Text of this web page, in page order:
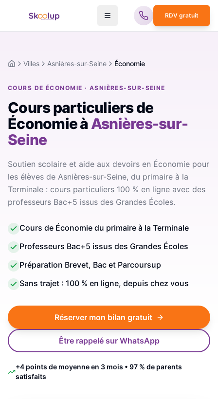
RDV gratuit
AccueilVilles Asnières-sur-Seine Économie
COURS DE ÉCONOMIE · ASNIÈRES-SUR-SEINE
Cours particuliers de
Économieà Asnières-sur-
Seine
Soutien scolaire et aide aux devoirs en Économie pour
les élèves de Asnières-sur-Seine, du primaire à la
Terminale : cours particuliers 100 % en ligne avec des
professeurs Bac+5 issus des Grandes Écoles.
Cours de Économie du primaire à la Terminale
Professeurs Bac+5 issus des Grandes Écoles
Préparation Brevet, Bac et Parcoursup
Sans trajet : 100 % en ligne, depuis chez vous
Réserver mon bilan gratuit
Être rappelé sur WhatsApp
+4 points de moyenne en 3 mois • 97 % de parents
satisfaits